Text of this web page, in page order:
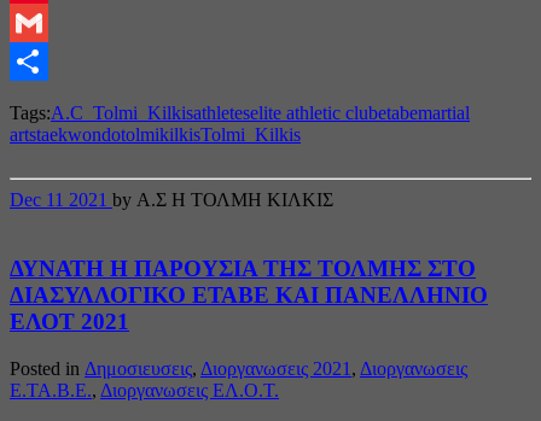
Pinterest
Gmail
Tags:A.C_Tolmi_Kilkisathleteselite athletic clubetabemartial
artstaekwondotolmikilkisTolmi_Kilkis
Dec 11 2021 by Α.Σ Η ΤΟΛΜΗ ΚΙΛΚΙΣ
ΔΥΝΑΤΗ Η ΠΑΡΟΥΣΙΑ ΤΗΣ ΤΟΛΜΗΣ ΣΤΟ
ΔΙΑΣΥΛΛΟΓΙΚΟ ΕΤΑΒΕ ΚΑΙ ΠΑΝΕΛΛΗΝΙΟ
ΕΛΟΤ 2021
Posted in Δημοσιευσεις, Διοργανωσεις 2021 , Διοργανωσεις
Ε.ΤΑ.Β.Ε., Διοργανωσεις ΕΛ.Ο.Τ.